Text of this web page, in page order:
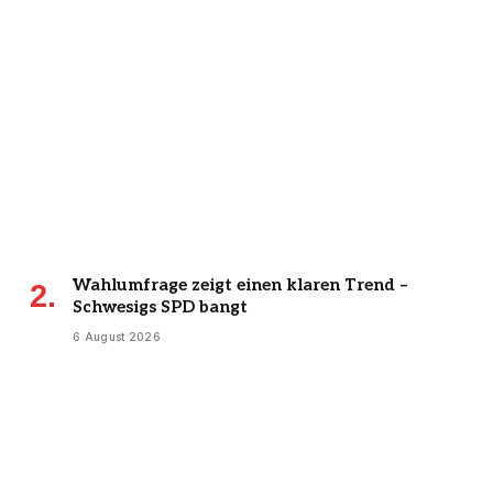
Wahlumfrage zeigt einen klaren Trend –
Schwesigs SPD bangt
6 August 2026